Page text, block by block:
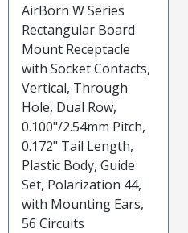
AirBorn W Series
Rectangular Board
Mount Receptacle
with Socket Contacts,
Vertical, Through
Hole, Dual Row,
0.100"/2.54mm Pitch,
0.172" Tail Length,
Plastic Body, Guide
Set, Polarization 44,
with Mounting Ears,
56 Circuits